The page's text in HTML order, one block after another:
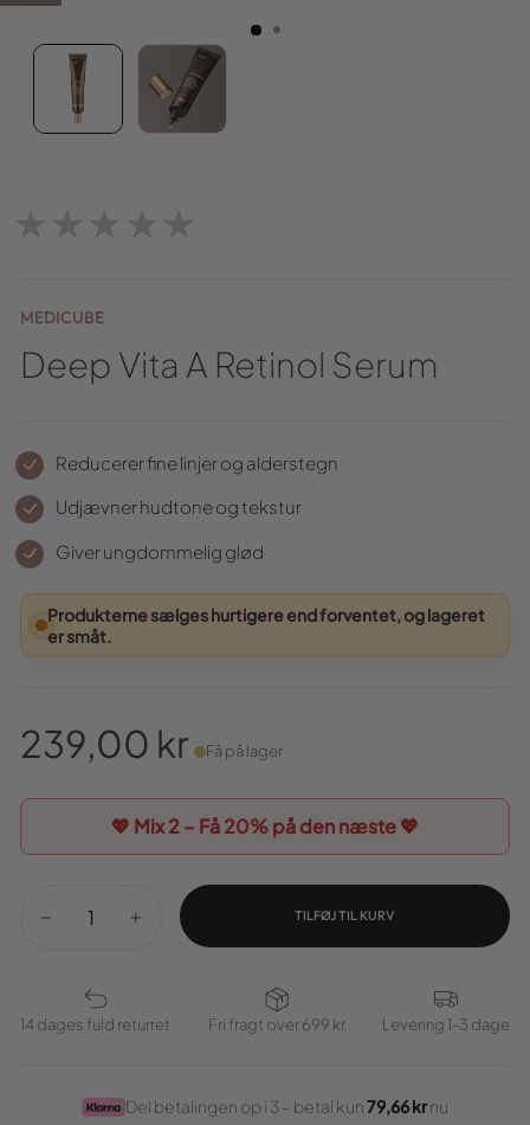
★★★★★
MEDICUBE
Deep Vita A Retinol Serum
Reducerer fine linjer og alderstegn
Udjævner hudtone og tekstur
Giver ungdommelig glød
Produkterne sælges hurtigere end forventet, og lageret
er småt.
pris
239,00 kr Få på lager
💖 Mix 2 – Få20%på den næste 💖
+
TILFØJ TIL KURV
14 dages fuld returret Fri fragt over 699 kr Levering 1-3 dage
Del betalingen op i 3 – betal kun79,66 krnu